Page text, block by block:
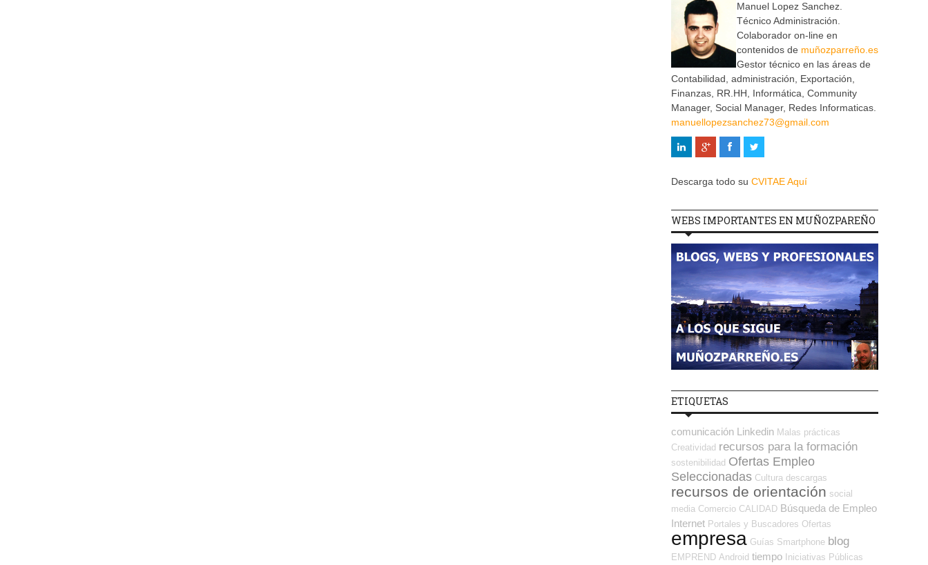
Manuel Lopez Sanchez.
Técnico Administración.
Colaborador on-line en
contenidos de muñozparreño.es
Gestor técnico en las áreas de
Contabilidad, administración, Exportación,
Finanzas, RR.HH, Informática, Community
Manager, Social Manager, Redes Informaticas.
manuellopezsanchez73@gmail.com
Descarga todo su CVITAE Aquí
WEBS IMPORTANTES EN MUÑOZPAREÑO
ETIQUETAS
comunicación Linkedin Malas prácticas
Creatividad recursos para la formación
sostenibilidad Ofertas Empleo
Seleccionadas Cultura descargas
recursos de orientación social
media Comercio CALIDAD Búsqueda de Empleo
Internet Portales y Buscadores Ofertas
empresa Guías Smartphone blog
EMPREND Android tiempo Iniciativas Públicas